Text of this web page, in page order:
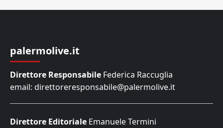
palermolive.it
Direttore Responsabile Federica Raccuglia
email: direttoreresponsabile@palermolive.it
Direttore Editoriale Emanuele Termini